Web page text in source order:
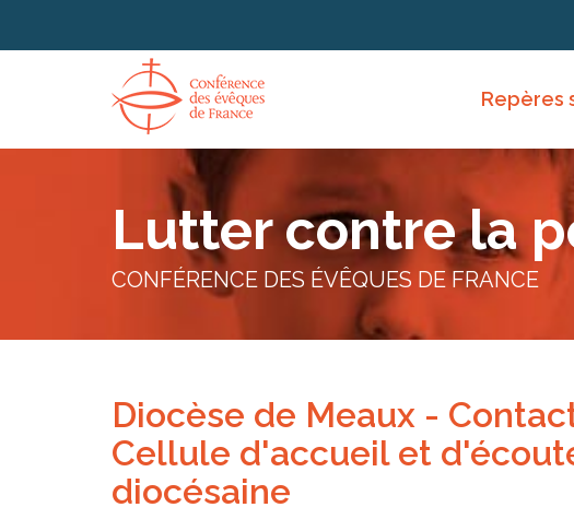
Repères
Lutter contre la
CONFÉRENCE DES ÉVÊQUES DE FRANCE
Diocèse de Meaux -
Cellule d'accueil et
diocésaine